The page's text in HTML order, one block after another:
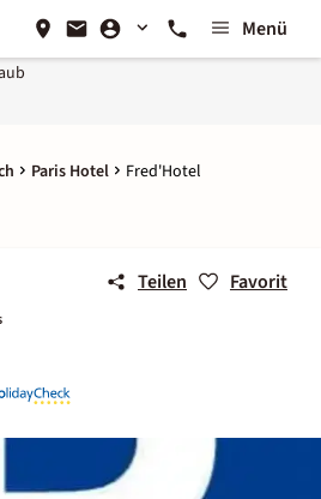
Menü
Paris Hotel Fred'Hotel
Teilen Favorit